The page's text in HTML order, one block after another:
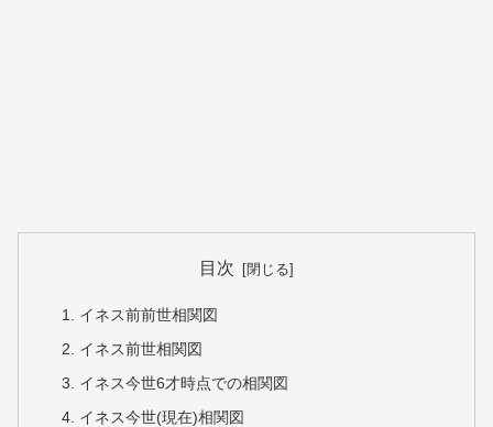
目次
イネス前前世相関図
イネス前世相関図
イネス今世6才時点での相関図
イネス今世(現在)相関図